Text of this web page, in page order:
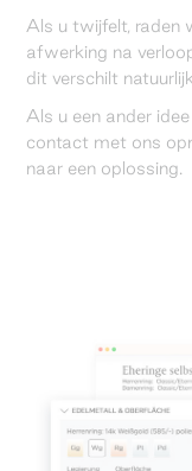
Als u twijfelt, raden
afwerking na
dit verschilt
Als u een ander
contact met ons
naar een oplossing.